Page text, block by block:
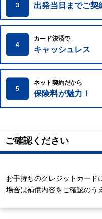
3 出発当日までご契
4
カード決済で
キャッシュレス
5
ネット契約だから
保険料が魅力！
ご確認ください
お手持ちのクレジットカード
場合は補償内容をご確認のう